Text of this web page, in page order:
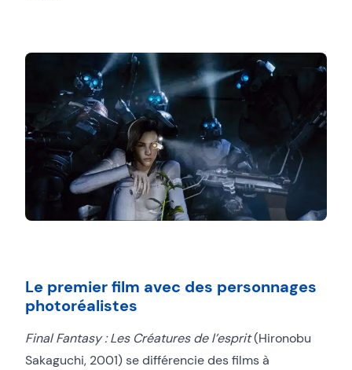
Le premier film avec des personnages
photoréalistes
Final Fantasy : Les Créatures de l’esprit(Hironobu
Sakaguchi, 2001) se différencie des films à